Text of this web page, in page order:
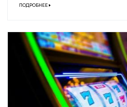
ПОДРОБНЕЕ